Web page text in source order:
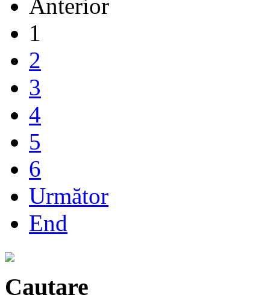
Anterior
1
2
3
4
5
6
Următor
End
Cautare